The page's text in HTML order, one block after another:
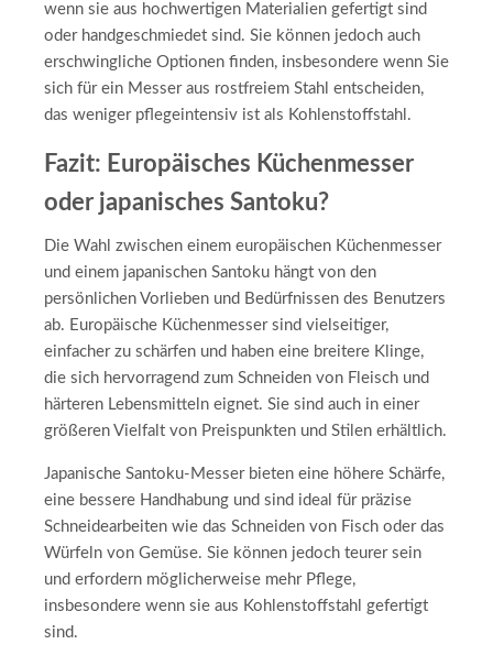
wenn sie aus hochwertigen Materialien gefertigt sind
oder handgeschmiedet sind. Sie können jedoch auch
erschwingliche Optionen finden, insbesondere wenn Sie
sich für ein Messer aus rostfreiem Stahl entscheiden,
das weniger pflegeintensiv ist als Kohlenstoffstahl.
Fazit: Europäisches Küchenmesser
oder japanisches Santoku?
Die Wahl zwischen einem europäischen Küchenmesser
und einem japanischen Santoku hängt von den
persönlichen Vorlieben und Bedürfnissen des Benutzers
ab. Europäische Küchenmesser sind vielseitiger,
einfacher zu schärfen und haben eine breitere Klinge,
die sich hervorragend zum Schneiden von Fleisch und
härteren Lebensmitteln eignet. Sie sind auch in einer
größeren Vielfalt von Preispunkten und Stilen erhältlich.
Japanische Santoku-Messer bieten eine höhere Schärfe,
eine bessere Handhabung und sind ideal für präzise
Schneidearbeiten wie das Schneiden von Fisch oder das
Würfeln von Gemüse. Sie können jedoch teurer sein
und erfordern möglicherweise mehr Pflege,
insbesondere wenn sie aus Kohlenstoffstahl gefertigt
sind.